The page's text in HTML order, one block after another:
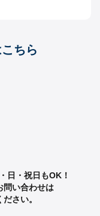
ちら
日・祝日もOK！
問い合わせは
さい。